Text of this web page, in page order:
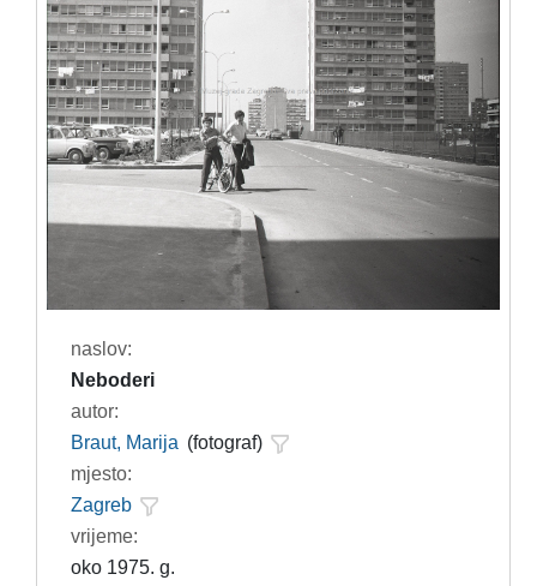
naslov:
Neboderi
autor:
Braut, Marija (fotograf)
mjesto:
Zagreb
vrijeme:
oko 1975. g.